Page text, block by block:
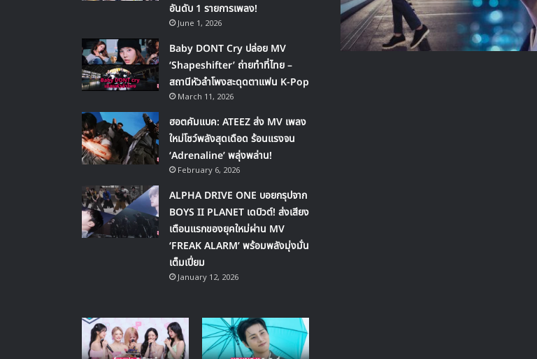
อันดับ 1 รายการเพลง!
June 1, 2026
Baby DONT Cry ปล่อย MV
‘Shapeshifter’ ถ่ายทำที่ไทย –
สถานีหัวลำโพงสะดุดตาแฟน K-Pop
March 11, 2026
ฮอตคัมแบค: ATEEZ ส่ง MV เพลง
ใหม่โชว์พลังสุดเดือด ร้อนแรงจน
‘Adrenaline’ พลุ่งพล่าน!
February 6, 2026
ALPHA DRIVE ONE บอยกรุปจาก
BOYS II PLANET เดบิวต์! ส่งเสียง
เตือนแรกของยุคใหม่ผ่าน MV
‘FREAK ALARM’ พร้อมพลังมุ่งมั่น
เต็มเปี่ยม
January 12, 2026